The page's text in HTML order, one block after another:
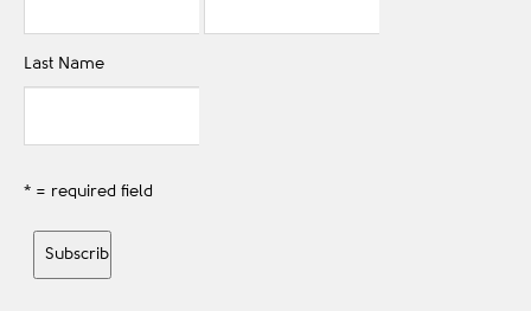
Last Name
* = required field